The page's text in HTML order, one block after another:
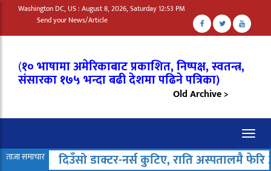
Washington DC, US : August 8, 2026, Saturday 12:53 PM
Send your News/Article
(१० भाषामा अमेरिकाबाट प्रकाशित, निष्पक्ष, स्वतन्त्र,
संसारका १७५ भन्दा बढी देशमा पढिने पत्रिका)
Old Archive >
ताजा समाचार दिउँसो डाक्टर-नर्स कुटिए, राति अस्पतालमै